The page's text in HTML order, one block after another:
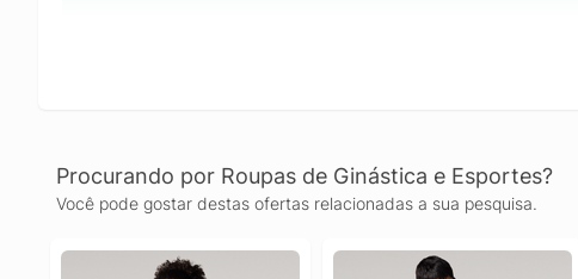
Procurando por Roupas de Ginástica e Esportes?
Você pode gostar destas ofertas relacionadas a sua pesquisa.